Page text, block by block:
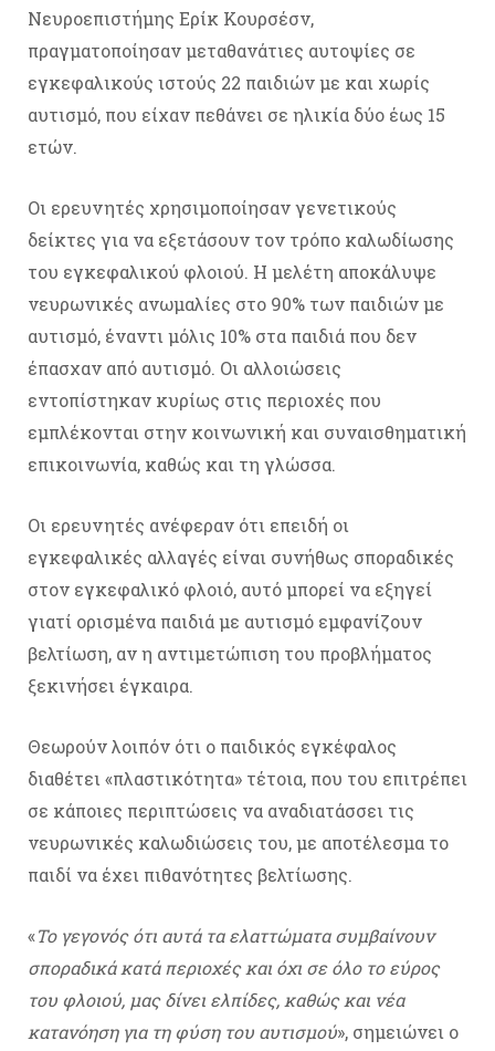
Νευροεπιστήμης Ερίκ Κουρσέσν,
πραγματοποίησαν μεταθανάτιες αυτοψίες σε
εγκεφαλικούς ιστούς 22 παιδιών με και χωρίς
αυτισμό, που είχαν πεθάνει σε ηλικία δύο έως 15
ετών.
Οι ερευνητές χρησιμοποίησαν γενετικούς
δείκτες για να εξετάσουν τον τρόπο καλωδίωσης
του εγκεφαλικού φλοιού. Η μελέτη αποκάλυψε
νευρωνικές ανωμαλίες στο 90% των παιδιών με
αυτισμό, έναντι μόλις 10% στα παιδιά που δεν
έπασχαν από αυτισμό. Οι αλλοιώσεις
εντοπίστηκαν κυρίως στις περιοχές που
εμπλέκονται στην κοινωνική και συναισθηματική
επικοινωνία, καθώς και τη γλώσσα.
Οι ερευνητές ανέφεραν ότι επειδή οι
εγκεφαλικές αλλαγές είναι συνήθως σποραδικές
στον εγκεφαλικό φλοιό, αυτό μπορεί να εξηγεί
γιατί ορισμένα παιδιά με αυτισμό εμφανίζουν
βελτίωση, αν η αντιμετώπιση του προβλήματος
ξεκινήσει έγκαιρα.
Θεωρούν λοιπόν ότι ο παιδικός εγκέφαλος
διαθέτει «πλαστικότητα» τέτοια, που του επιτρέπει
σε κάποιες περιπτώσεις να αναδιατάσσει τις
νευρωνικές καλωδιώσεις του, με αποτέλεσμα το
παιδί να έχει πιθανότητες βελτίωσης.
«Το γεγονός ότι αυτά τα ελαττώματα συμβαίνουν
σποραδικά κατά περιοχές και όχι σε όλο το εύρος
του φλοιού, μας δίνει ελπίδες, καθώς και νέα
κατανόηση για τη φύση του αυτισμού», σημειώνει ο